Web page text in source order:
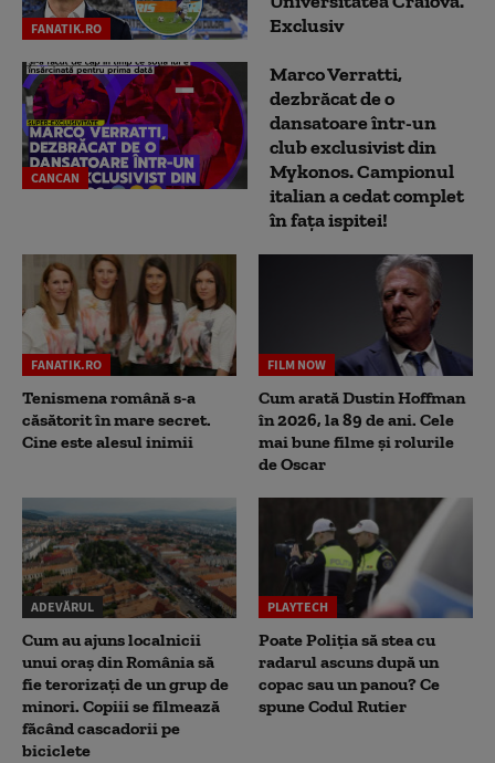
FANATIK.RO
Exclusiv
CANCAN
Marco Verratti,
dezbrăcat de o
dansatoare într-un
club exclusivist din
Mykonos. Campionul
italian a cedat complet
în fața ispitei!
FANATIK.RO
Tenismena română s-a
căsătorit în mare secret.
Cine este alesul inimii
FILM NOW
Cum arată Dustin Hoffman
în 2026, la 89 de ani. Cele
mai bune filme și rolurile
de Oscar
ADEVĂRUL
Cum au ajuns localnicii
unui oraș din România să
fie terorizați de un grup de
minori. Copiii se filmează
făcând cascadorii pe
biciclete
PLAYTECH
Poate Poliția să stea cu
radarul ascuns după un
copac sau un panou? Ce
spune Codul Rutier